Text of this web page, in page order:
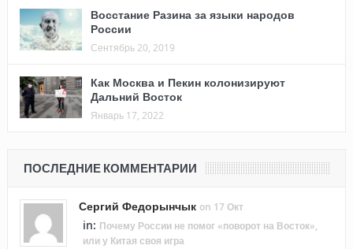
Восстание Разина за языки народов
России
Сентябрь 20, 2019
Как Москва и Пекин колонизируют
Дальний Восток
Январь 17, 2022
ПОСЛЕДНИЕ КОММЕНТАРИИ
Сергий Федорынчык on 17 Окт
in: Почему России не помог «поворот на Восток»,
или у Китая своя игра